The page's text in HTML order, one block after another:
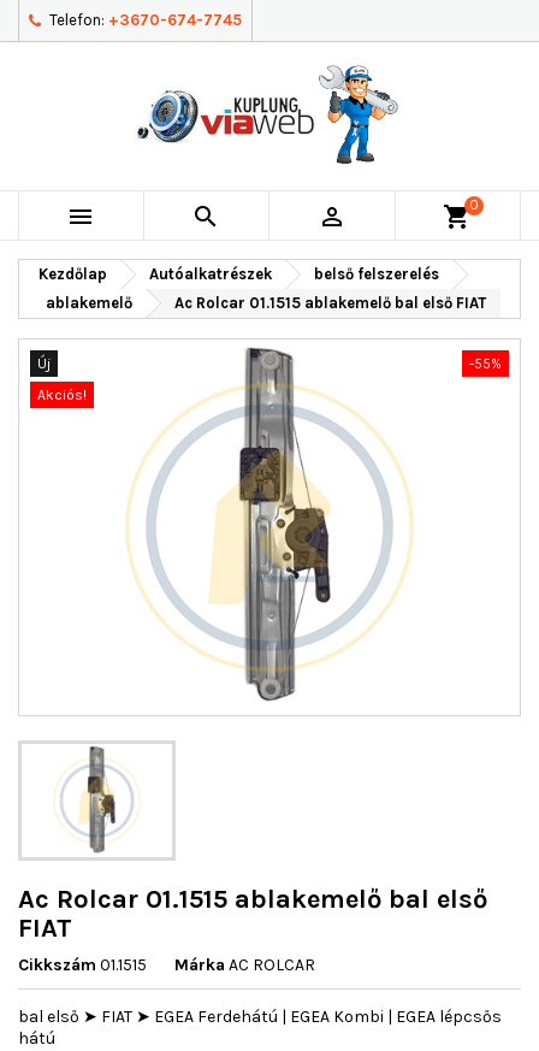
Telefon: +3670-674-7745
   shopping_cart0
Kezdőlap Autóalkatrészek
belső felszerelés
ablakemelő
Ac Rolcar 01.1515 ablakemelő bal első FIAT
Új
-55%
Akciós!
Ac Rolcar 01.1515 ablakemelő bal első
FIAT
Cikkszám 01.1515 Márka AC ROLCAR
bal első ➤ FIAT ➤ EGEA Ferdehátú | EGEA Kombi | EGEA lépcsős
hátú